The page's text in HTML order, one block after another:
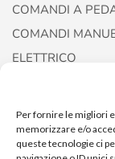
Per fornire le migliori
memorizzare e/o
queste tecnologie ci
COMANDI A
COMANDI
ELETTRICO
FORCELLE E